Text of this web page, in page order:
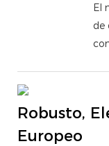
El
de
Robusto,
Europeo